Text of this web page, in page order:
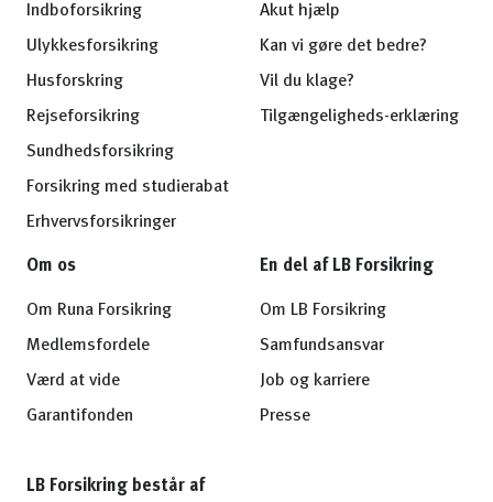
Indboforsikring
Ulykkesforsikring
Husforskring
Rejseforsikring
Sundhedsforsikring
Forsikring med studierabat
Erhvervsforsikringer
Akut hjælp
Kan vi gøre det bedre?
Vil du klage?
Tilgængeligheds-erklæring
Om os
Om Runa Forsikring
Medlemsfordele
Værd at vide
Garantifonden
En del af LB Forsikring
Om LB Forsikring
Samfundsansvar
Job og karriere
Presse
LB Forsikring består af